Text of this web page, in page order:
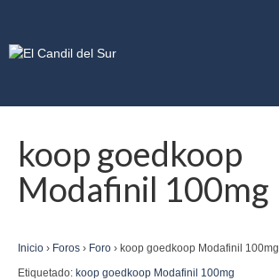
koop goedkoop
Modafinil 100mg
Inicio › Foros › Foro › koop goedkoop Modafinil 100mg
Etiquetado: koop goedkoop Modafinil 100mg